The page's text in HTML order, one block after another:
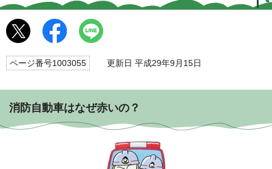
ページ番号1003055 更新日 平成29年9月15日
消防自動車はなぜ赤いの？